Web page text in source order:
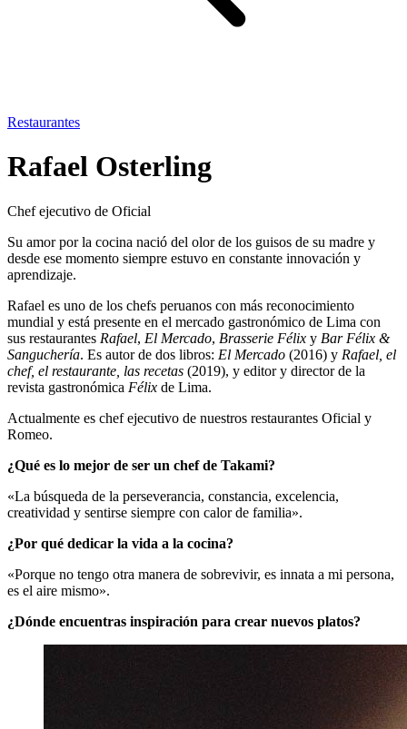
Restaurantes
Rafael Osterling
Chef ejecutivo de Oficial
Su amor por la cocina nació del olor de los guisos de su madre y
desde ese momento siempre estuvo en constante innovación y
aprendizaje.
Rafael es uno de los chefs peruanos con más reconocimiento
mundial y está presente en el mercado gastronómico de Lima con
sus restaurantes Rafael, El Mercado, Brasserie Félix y Bar Félix &
Sanguchería. Es autor de dos libros: El Mercado (2016) y Rafael, el
chef, el restaurante, las recetas (2019), y editor y director de la
revista gastronómica Félix de Lima.
Actualmente es chef ejecutivo de nuestros restaurantes Oficial y
Romeo.
¿Qué es lo mejor de ser un chef de Takami?
«La búsqueda de la perseverancia, constancia, excelencia,
creatividad y sentirse siempre con calor de familia».
¿Por qué dedicar la vida a la cocina?
«Porque no tengo otra manera de sobrevivir, es innata a mi persona,
es el aire mismo».
¿Dónde encuentras inspiración para crear nuevos platos?